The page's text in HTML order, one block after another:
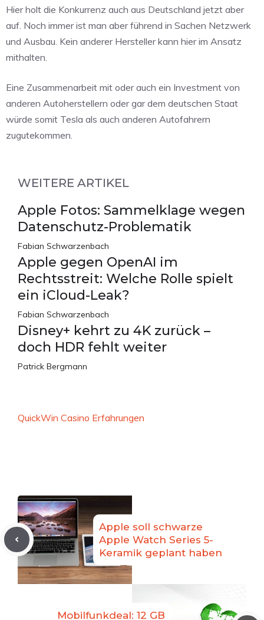
Hier holt die Konkurrenz auch aus Deutschland jetzt aber
auf. Noch immer ist man aber führend in Sachen Netzwerk
und Ausbau. Kein anderer Hersteller kann hier im Ansatz
mithalten.
Eine Zusammenarbeit mit oder auch ein Investment von
anderen Autoherstellern oder gar dem deutschen Staat
würde somit Tesla als auch anderen Autofahrern
zugutekommen.
WEITERE ARTIKEL
Apple Fotos: Sammelklage wegen
Datenschutz-Problematik
Fabian Schwarzenbach
Apple gegen OpenAI im
Rechtsstreit: Welche Rolle spielt
ein iCloud-Leak?
Fabian Schwarzenbach
Disney+ kehrt zu 4K zurück –
doch HDR fehlt weiter
Patrick Bergmann
QuickWin Casino Erfahrungen
Apple soll schwarze
Apple Watch Series 5-
Keramik geplant haben
Mobilfunkdeal: 12 GB